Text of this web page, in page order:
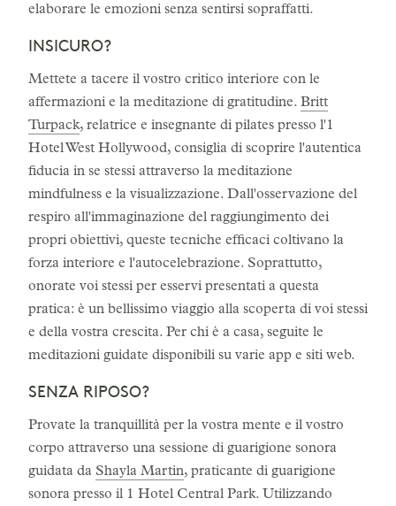
elaborare le emozioni senza sentirsi sopraffatti.
INSICURO?
Mettete a tacere il vostro critico interiore con le
affermazioni e la meditazione di gratitudine. Britt
Turpack, relatrice e insegnante di pilates presso l'1
Hotel West Hollywood, consiglia di scoprire l'autentica
fiducia in se stessi attraverso la meditazione
mindfulness e la visualizzazione. Dall'osservazione del
respiro all'immaginazione del raggiungimento dei
propri obiettivi, queste tecniche efficaci coltivano la
forza interiore e l'autocelebrazione. Soprattutto,
onorate voi stessi per esservi presentati a questa
pratica: è un bellissimo viaggio alla scoperta di voi stessi
e della vostra crescita. Per chi è a casa, seguite le
meditazioni guidate disponibili su varie app e siti web.
SENZA RIPOSO?
Provate la tranquillità per la vostra mente e il vostro
corpo attraverso una sessione di guarigione sonora
guidata da Shayla Martin, praticante di guarigione
sonora presso il 1 Hotel Central Park. Utilizzando